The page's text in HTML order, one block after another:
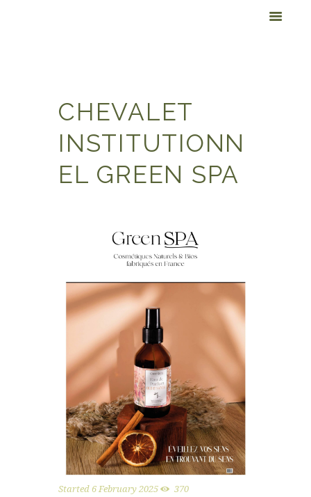
CHEVALET
INSTITUTIONN
EL GREEN SPA
Started 6 February 2025 370